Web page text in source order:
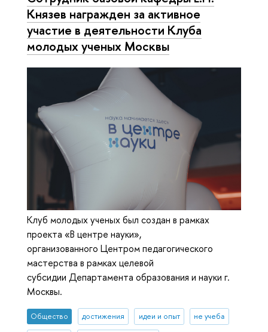
Князев награжден за активное
участие в деятельности Клуба
молодых ученых Москвы
Клуб молодых ученых был создан в рамках
проекта «В центре науки»,
организованного Центром педагогического
мастерства в рамках целевой
субсидии Департамента образования и науки г.
Москвы.
Общество достижения идеи и опыт не учеба